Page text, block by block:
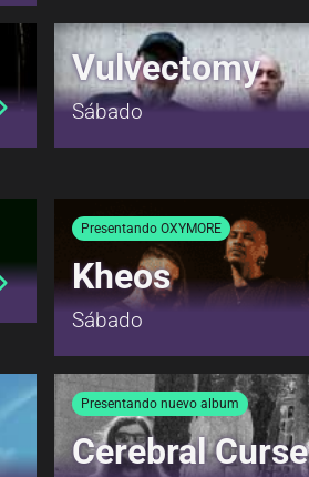
Vulvectomy
Sábado
Presentando OXYMORE
Kheos
Sábado
Presentando nuevo album
Cerebral Curse